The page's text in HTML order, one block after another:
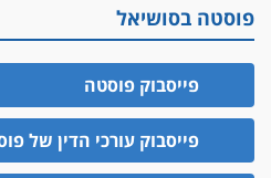
יחסי עו"ד לקוח
עורך דין מהצפון נעצר
בקישון
עו"ד ליאור קצב הורשע
בעיכוב כספים ופגיעה
חודש בלבד לאחר שהופיע
קצב הורשע
פוסטה בסושיאל
פייסבוק פוסטה
פייסבוק עורכי הדין של